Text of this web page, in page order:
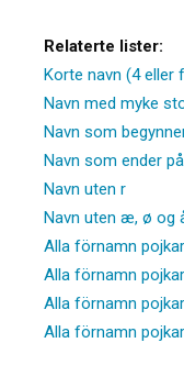
Relaterte lister:
Korte navn (4
Navn med myke
Navn som
Navn som ender
Navn uten r
Navn uten æ, ø og
Alla förnamn
Alla förnamn
Alla förnamn
Alla förnamn